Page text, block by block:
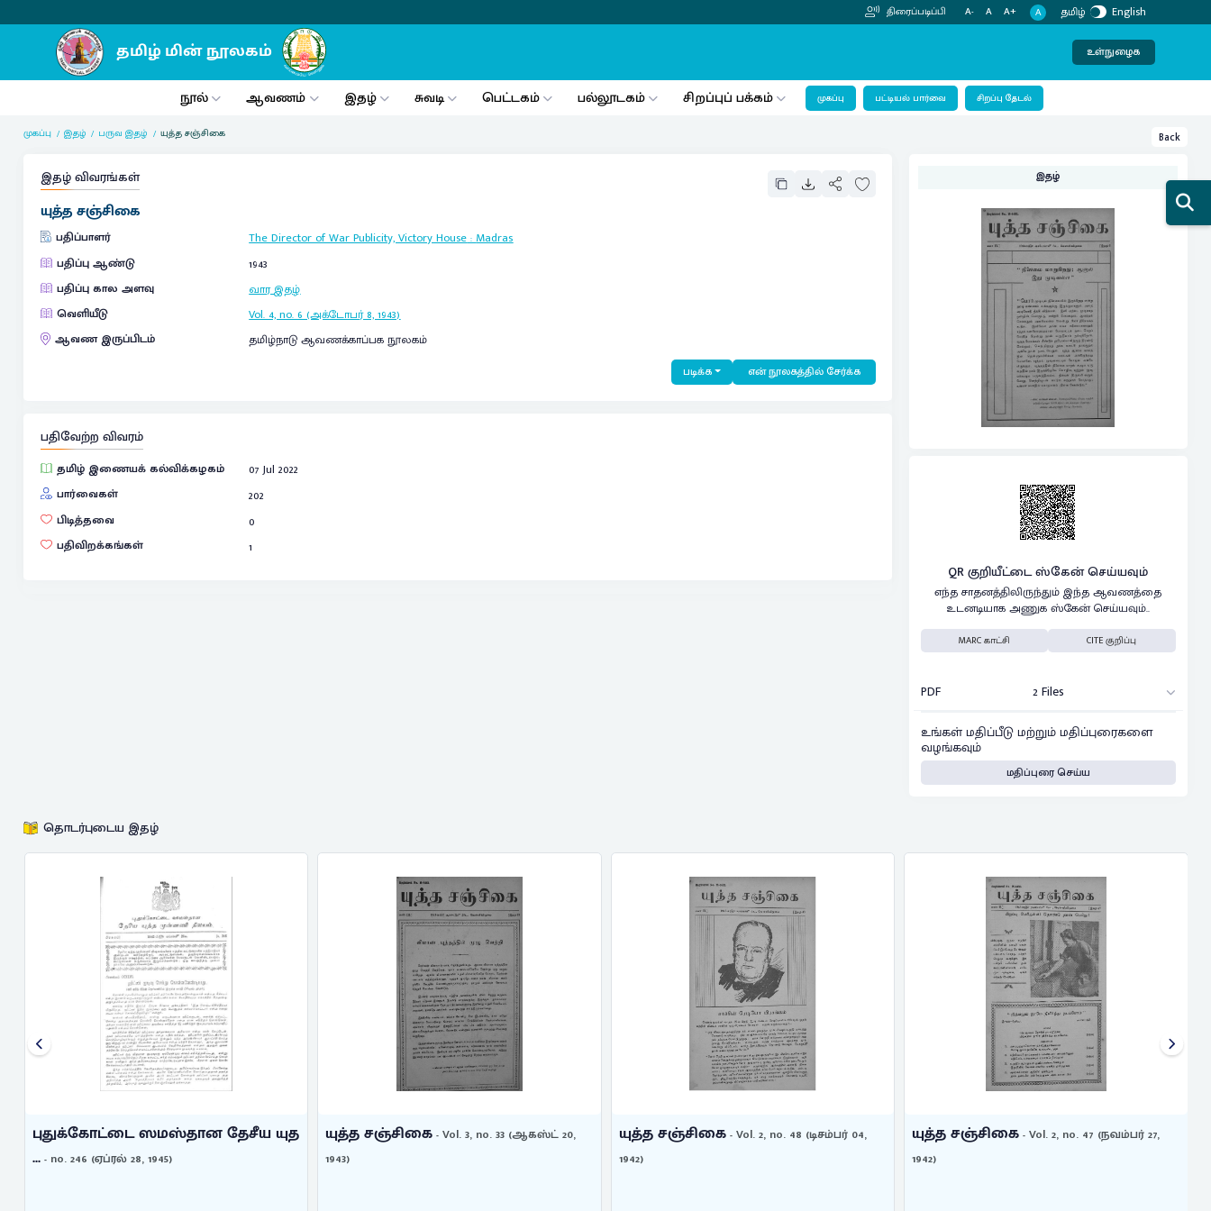
திரைப்படிப்பி A- A A+ A தமிழ் English
உள்நுழைக
நூல் ஆவணம் இதழ் சுவடி பெட்டகம் பல்லூடகம் சிறப்புப் பக்கம் முகப்பு பட்டியல் பார்வை சிறப்பு தேடல்
முகப்பு இதழ் பருவ இதழ் யுத்த சஞ்சிகை Back
இதழ் விவரங்கள்
யுத்த சஞ்சிகை
பதிப்பாளர் The Director of War Publicity, Victory House:Madras
பதிப்பு ஆண்டு
1943
பதிப்பு கால அளவு
வார இதழ்
வெளியீடு
Vol. 4, no. 6 (அக்டோபர் 8, 1943)
ஆவண இருப்பிடம்
தமிழ்நாடு ஆவணக்காப்பக நூலகம்
படிக்க என் நூலகத்தில் சேர்க்க
பதிவேற்ற விவரம்
தமிழ் இணையக் கல்விக்கழகம்
07 Jul 2022
பார்வைகள்
202
பிடித்தவை
0
பதிவிறக்கங்கள்
1
இதழ்
QR குறியீட்டை ஸ்கேன் செய்யவும்
எந்த சாதனத்திலிருந்தும் இந்த ஆவணத்தை
உடனடியாக அணுக ஸ்கேன் செய்யவும்..
MARC காட்சி CITE குறிப்பு
PDF 2 Files
உங்கள் மதிப்பீடு மற்றும் மதிப்புரைகளை
வழங்கவும்
மதிப்புரை செய்ய
தொடர்புடைய இதழ்
புதுக்கோட்டை ஸமஸ்தான தேசீய யுத
...- no. 246 (ஏப்ரல் 28, 1945)
யுத்த சஞ்சிகை- Vol. 3, no. 33 (ஆகஸ்ட் 20,
1943)
யுத்த சஞ்சிகை- Vol. 2, no. 48 (டிசம்பர் 04,
1942)
யுத்த சஞ்சிகை- Vol. 2, no. 47 (நவம்பர் 27,
1942)